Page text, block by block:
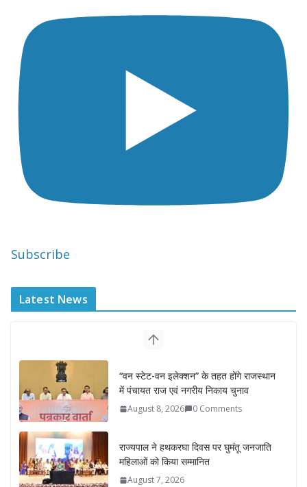
Subscribe
Latest News
“वन स्टेट-वन इलेक्शन” के तहत होंगे राजस्थान
में पंचायत राज एवं नगरीय निकाय चुनाव
August 8, 2026 0 Comments
राज्यपाल ने हथकरघा दिवस पर घुमंतू जनजाति
महिलाओं को किया सम्मानित
August 7, 2026